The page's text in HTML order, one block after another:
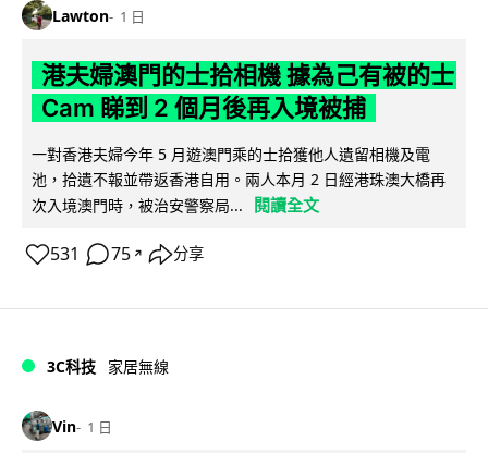
Lawton 1 日
港夫婦澳門的士拾相機 據為己有被的士
Cam 睇到 2 個月後再入境被捕
一對香港夫婦今年 5 月遊澳門乘的士拾獲他人遺留相機及電
池，拾遺不報並帶返香港自用。兩人本月 2 日經港珠澳大橋再
次入境澳門時，被治安警察局...
閱讀全文
531 75 ↗ 分享
3C科技 家居無線
Vin 1 日